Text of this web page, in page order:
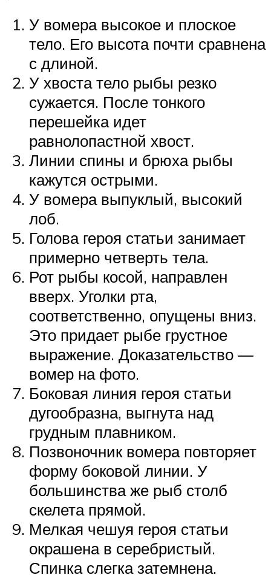
У вомера высокое и плоское
тело. Его высота почти сравнена
с длиной.
У хвоста тело рыбы резко
сужается. После тонкого
перешейка идет
равнолопастной хвост.
Линии спины и брюха рыбы
кажутся острыми.
У вомера выпуклый, высокий
лоб.
Голова героя статьи занимает
примерно четверть тела.
Рот рыбы косой, направлен
вверх. Уголки рта,
соответственно, опущены вниз.
Это придает рыбе грустное
выражение. Доказательство —
вомер на фото.
Боковая линия героя статьи
дугообразна, выгнута над
грудным плавником.
Позвоночник вомера повторяет
форму боковой линии. У
большинства же рыб столб
скелета прямой.
Мелкая чешуя героя статьи
окрашена в серебристый.
Спинка слегка затемнена.